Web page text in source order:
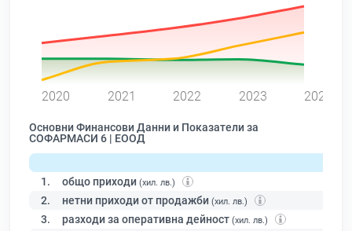
2020 2021 2022 2023 2024
Основни Финансови Данни и Показатели за
СОФАРМАСИ 6 | ЕООД
1. общо приходи (хил. лв.)
2. нетни приходи от продажби (хил. лв.)
3. разходи за оперативна дейност (хил. лв.)